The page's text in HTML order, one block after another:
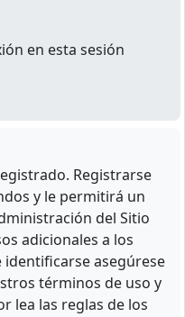
en esta sesión
Registrarse
y le permitirá un
del Sitio
adicionales a los
asegúrese
términos de uso y
lea las reglas de los